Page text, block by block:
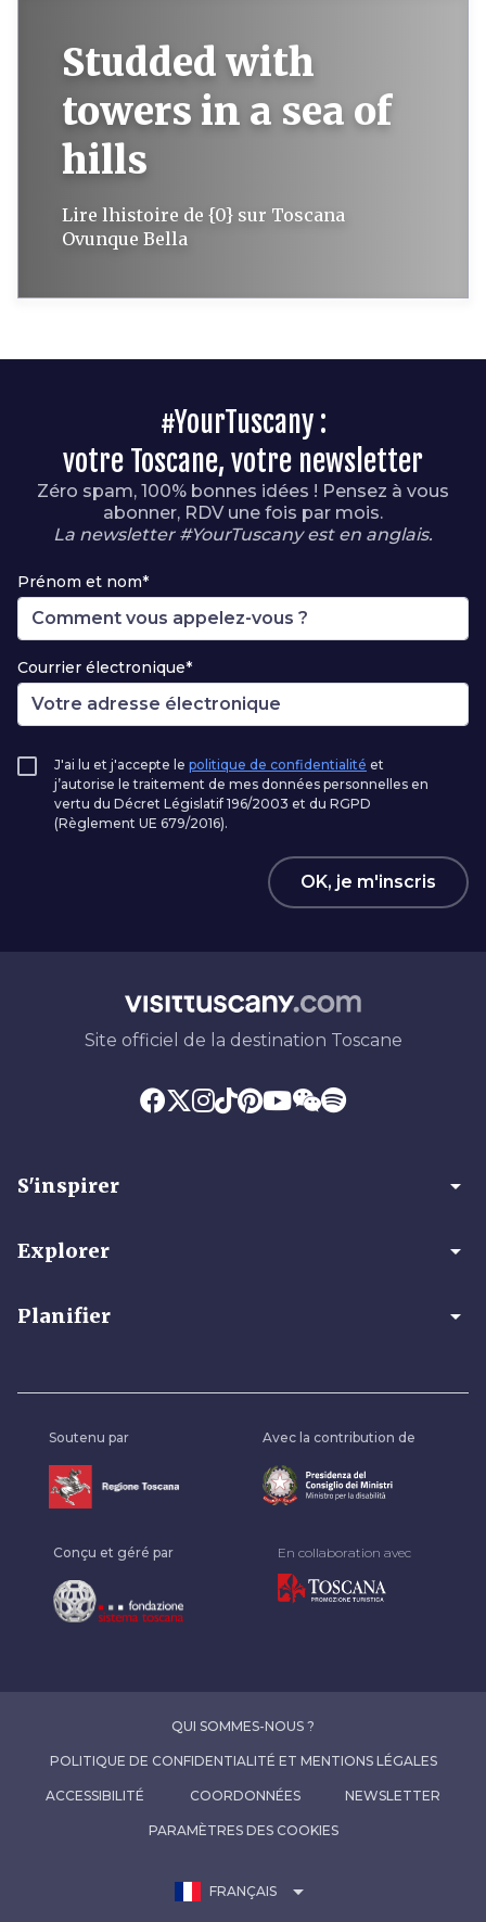
Studded with
towers in a sea of
hills
Lire lhistoire de {0} sur Toscana
Ovunque Bella
#YourTuscany :
votre Toscane, votre newsletter
Zéro spam, 100% bonnes idées ! Pensez à vous
abonner, RDV une fois par mois.
La newsletter #YourTuscany est en anglais.
Prénom et nom*
Courrier électronique*
J'ai lu et j'accepte le politique de confidentialité et
j’autorise le traitement de mes données personnelles en
vertu du Décret Législatif 196/2003 et du RGPD
(Règlement UE 679/2016).
OK, je m'inscris
Site officiel de la destination Toscane
S'inspirer arrow_drop_down
Explorer arrow_drop_down
Planifier arrow_drop_down
Soutenu par Avec la contribution de
Conçu et géré par En collaboration avec
QUI SOMMES-NOUS ?
POLITIQUE DE CONFIDENTIALITÉ ET MENTIONS LÉGALES
ACCESSIBILITÉ COORDONNÉES NEWSLETTER
PARAMÈTRES DES COOKIES
FRANÇAIS arrow_drop_down